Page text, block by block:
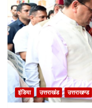
इंडिया उत्तराखंड उत्तराखण्ड